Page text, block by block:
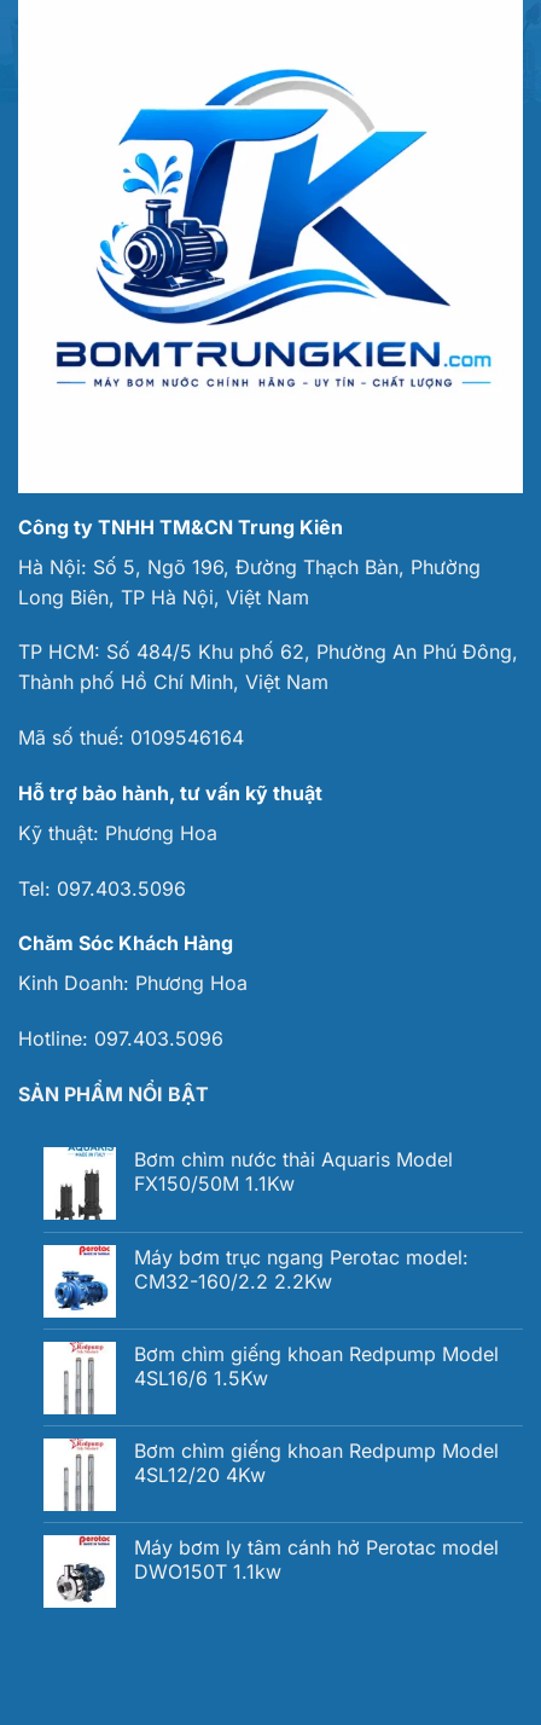
Công ty TNHH TM&CN Trung Kiên
Hà Nội: Số 5, Ngõ 196, Đường Thạch Bàn, Phường
Long Biên, TP Hà Nội, Việt Nam
TP HCM: Số 484/5 Khu phố 62, Phường An Phú Đông,
Thành phố Hồ Chí Minh, Việt Nam
Mã số thuế: 0109546164
Hỗ trợ bảo hành, tư vấn kỹ thuật
Kỹ thuật: Phương Hoa
Tel: 097.403.5096
Chăm Sóc Khách Hàng
Kinh Doanh: Phương Hoa
Hotline: 097.403.5096
SẢN PHẨM NỔI BẬT
Bơm chìm nước thải Aquaris Model
FX150/50M 1.1Kw
Máy bơm trục ngang Perotac model:
CM32-160/2.2 2.2Kw
Bơm chìm giếng khoan Redpump Model
4SL16/6 1.5Kw
Bơm chìm giếng khoan Redpump Model
4SL12/20 4Kw
Máy bơm ly tâm cánh hở Perotac model
DWO150T 1.1kw